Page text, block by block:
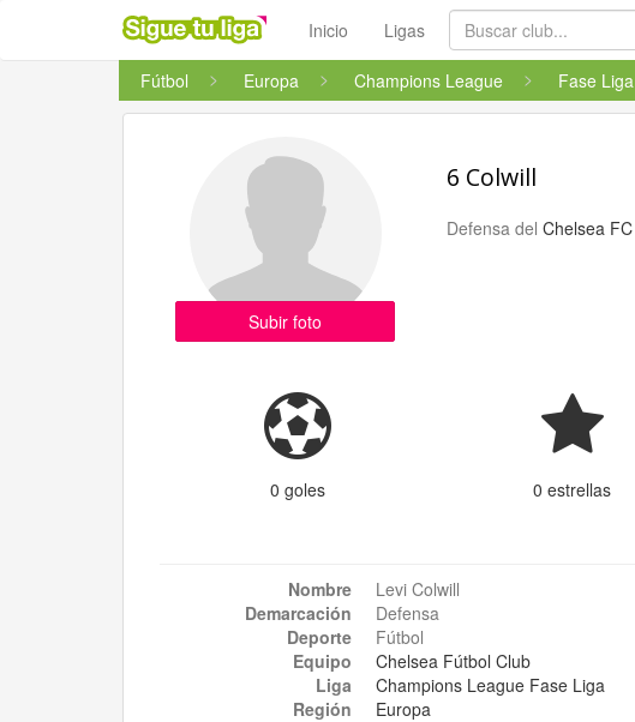
Inicio Ligas
Fútbol Europa Champions League Fase Liga
Subir foto
6 Colwill
Defensa delChelsea FC
0 goles 0 estrellas
Nombre
Levi Colwill
Demarcación
Defensa
Deporte
Fútbol
Equipo
Chelsea Fútbol Club
Liga
Champions League Fase Liga
Región
Europa